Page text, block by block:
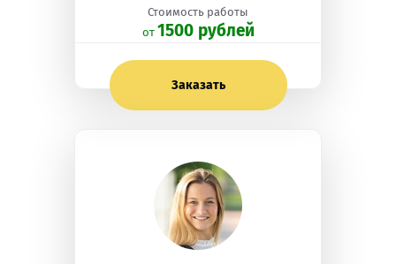
Стоимость работы
oт 1500 рублей
Заказать